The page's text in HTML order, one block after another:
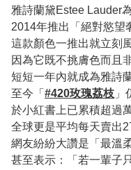
雅詩蘭黛Estee Lauder
2014年推出「絕對慾望
這款顏色一推出就立刻
因為它既不挑膚色而且
短短一年內就成為雅詩
至今「 #420玫瑰荔枝
於小紅書上已累積超過
全球更是平均每天賣出
網友紛紛大讚是「最溫
甚至表示：「若一輩子